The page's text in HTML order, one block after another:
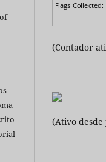
(Contador
(Ativo desde